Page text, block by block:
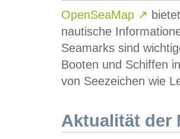
OpenSeaMap ↗
nautische
Seamarks sind
Booten und Schiffen
von Seezeichen wie
Aktualität der